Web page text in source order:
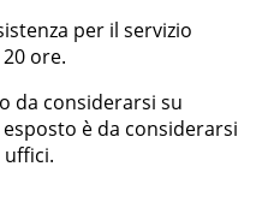
per il servizio
ore.
da considerarsi su
è da considerarsi
uffici.